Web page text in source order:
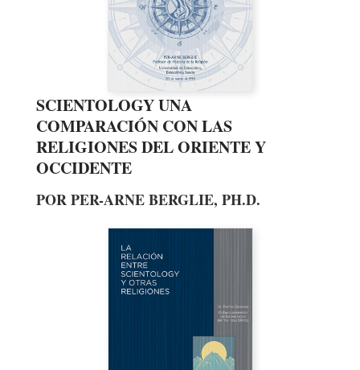
SCIENTOLOGY UNA
COMPARACIÓN CON LAS
RELIGIONES DEL ORIENTE Y
OCCIDENTE
POR PER-ARNE BERGLIE, PH.D.